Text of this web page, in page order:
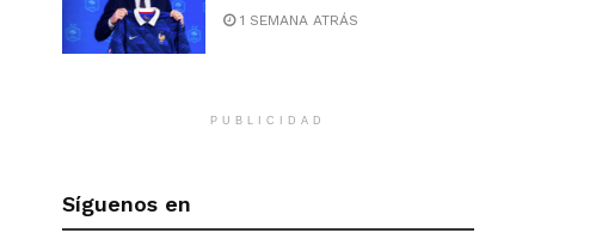
1 SEMANA ATRÁS
PUBLICIDAD
Síguenos en